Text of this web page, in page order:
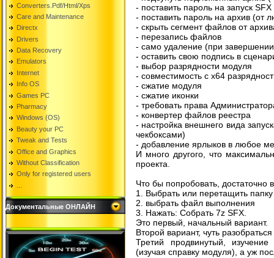
Converters.Pdf/Html/Xps
Care and Maintenance
Directx
Drivers
Data Recovery
Emulators
Internet
Info OS
Games PC
Pharmacy
Windows (OS)
Beauty your PC
Tweak and Tests
Office and Graphics
Without Classification
Only for registered users
Документальные ОНЛАЙН
- поставить пароль на запуск SFX
- поставить пароль на архив (от
- скрыть сегмент файлов от
- перезапись файлов
- само удаление (при
- оставить свою подпись в
- выбор разрядности модуля
- совместимость с х64
- сжатие модуля
- сжатие иконки
- требовать права
- конвертер файлов реестра
- настройка внешнего вида
чекбоксами)
- добавление ярлыков в любое
И много другого, что
проекта.
Что бы попробовать, достаточно
1. Выбрать или перетащить папку
2. выбрать файл выполнения
3. Нажать: Собрать 7z SFX.
Это первый, начальный вариант.
Второй вариант, чуть
Третий продвинутый,
(изучая справку модуля), а уж